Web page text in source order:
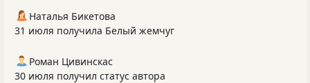
Наталья Бикетова
31 июля получила Белый жемчуг
Роман Цивинскас
30 июля получил статус автора